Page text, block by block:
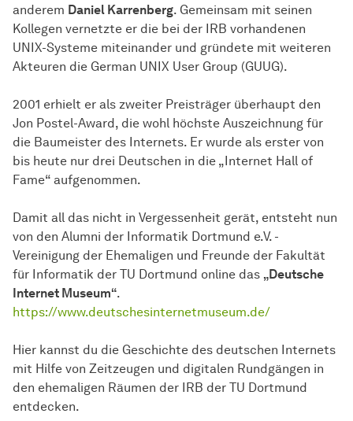
anderem Daniel Karrenberg. Gemeinsam mit seinen
Kollegen vernetzte er die bei der IRB vorhandenen
UNIX-Systeme miteinander und gründete mit weiteren
Akteuren die German UNIX User Group (GUUG).
2001 erhielt er als zweiter Preisträger überhaupt den
Jon Postel-Award, die wohl höchste Auszeichnung für
die Baumeister des Internets. Er wurde als erster von
bis heute nur drei Deutschen in die „Internet Hall of
Fame“ aufgenommen.
Damit all das nicht in Vergessenheit gerät, entsteht nun
von den Alumni der Informatik Dortmund e.V. -
Vereinigung der Ehemaligen und Freunde der Fakultät
für Informatik der TU Dortmund online das „Deutsche
Internet Museum“.
https://www.deutschesinternetmuseum.de/
Hier kannst du die Geschichte des deutschen Internets
mit Hilfe von Zeitzeugen und digitalen Rundgängen in
den ehemaligen Räumen der IRB der TU Dortmund
entdecken.